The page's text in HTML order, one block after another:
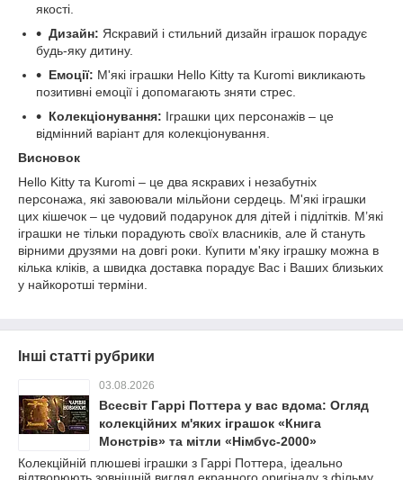
якості.
Дизайн: Яскравий і стильний дизайн іграшок порадує
будь-яку дитину.
Емоції: М'які іграшки Hello Kitty та Kuromi викликають
позитивні емоції і допомагають зняти стрес.
Колекціонування: Іграшки цих персонажів – це
відмінний варіант для колекціонування.
Висновок
Hello Kitty та Kuromi – це два яскравих і незабутніх
персонажа, які завоювали мільйони сердець. М'які іграшки
цих кішечок – це чудовий подарунок для дітей і підлітків. М’які
іграшки не тільки порадують своїх власників, але й стануть
вірними друзями на довгі роки. Купити м'яку іграшку можна в
кілька кліків, а швидка доставка порадує Вас і Ваших близьких
у найкоротші терміни.
Інші статті рубрики
03.08.2026
Всесвіт Гаррі Поттера у вас вдома: Огляд
колекційних м'яких іграшок «Книга
Монстрів» та мітли «Німбус-2000»
Колекційній плюшеві іграшки з Гаррі Поттера, ідеально